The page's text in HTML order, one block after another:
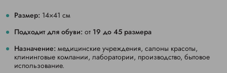
Размер: 14×41 см
Подходит для обуви: от 19 до 45 размера
Назначение: медицинские учреждения, салоны красоты,
клининговые компании, лаборатории, производство, бытовое
использование.